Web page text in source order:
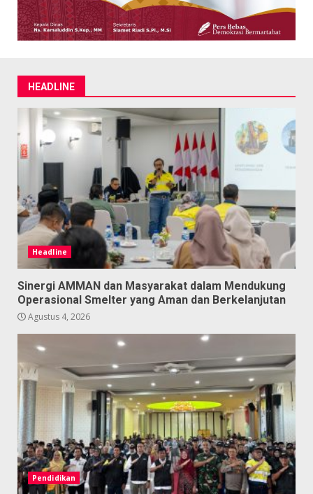
HEADLINE
Headline
Sinergi AMMAN dan Masyarakat dalam Mendukung
Operasional Smelter yang Aman dan Berkelanjutan
Agustus 4, 2026
Pendidikan